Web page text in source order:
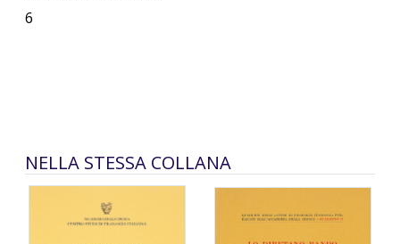
6
NELLA STESSA COLLANA